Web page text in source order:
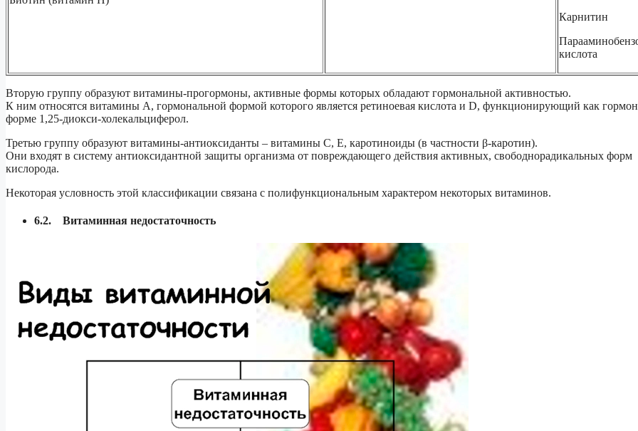
Карнитин
кислота
Вторую группу образуют витамины-прогормоны, активные формы которых обладают гормональной активностью.
К ним относятся витамины А, гормональной формой которого является ретиноевая кислота и D, функционирующий как
форме 1,25-диокси-холекальциферол.
Третью группу образуют витамины-антиоксиданты – витамины С, Е, каротиноиды (в частности β-каротин).
Они входят в систему антиоксидантной защиты организма от повреждающего действия активных, свободнорадикальных форм
кислорода.
Некоторая условность этой классификации связана с полифункциональным характером некоторых витаминов.
6.2. Витаминная недостаточность